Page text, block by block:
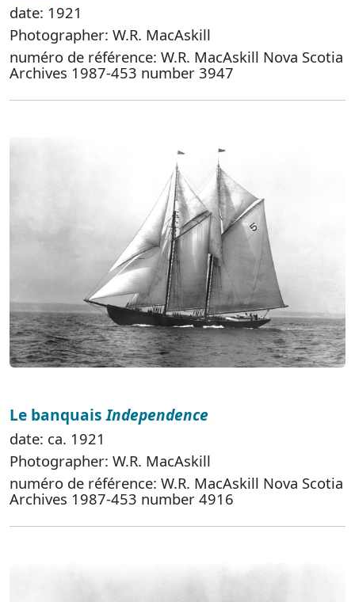
date: 1921
Photographer: W.R. MacAskill
numéro de référence: W.R. MacAskill Nova Scotia
Archives 1987-453 number 3947
Le banquaisIndependence
date: ca. 1921
Photographer: W.R. MacAskill
numéro de référence: W.R. MacAskill Nova Scotia
Archives 1987-453 number 4916